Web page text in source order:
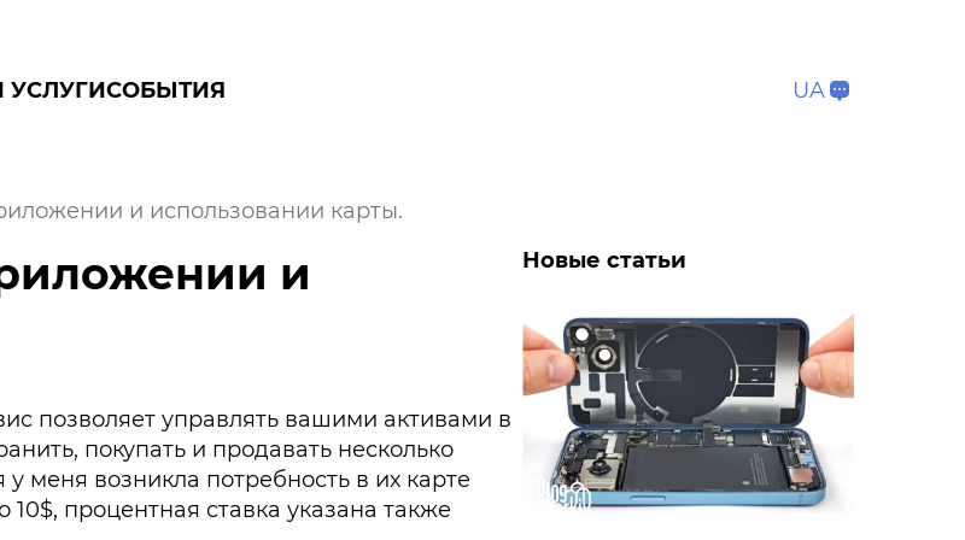
УСЛУГИСОБЫТИЯ UA
и использовании карты.
и
позволяет управлять вашими активами в
покупать и продавать несколько
меня возникла потребность в их карте
процентная ставка указана также
Новые статьи